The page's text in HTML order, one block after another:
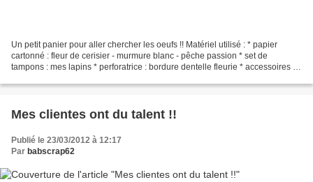
Un petit panier pour aller chercher les oeufs !! Matériel utilisé : * papier
cartonné : fleur de cerisier - murmure blanc - pêche passion * set de
tampons : mes lapins * perforatrice : bordure dentelle fleurie * accessoires :
Mes clientes ont du talent !!
Publié le 23/03/2012 à 12:17
Par babscrap62